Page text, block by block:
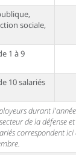
sociale,
1 à 9
10 salariés
durant
de la défense
correspondent